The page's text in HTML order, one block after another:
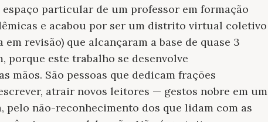
particular de um professor em formação
e acabou por ser um distrito virtual coletivo
revisão) que alcançaram a base de quase 3
porque este trabalho se desenvolve
mãos. São pessoas que dedicam frações
atrair novos leitores — gestos nobre em um
não-reconhecimento dos que lidam com as